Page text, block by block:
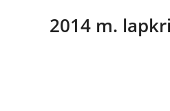
2014 m.